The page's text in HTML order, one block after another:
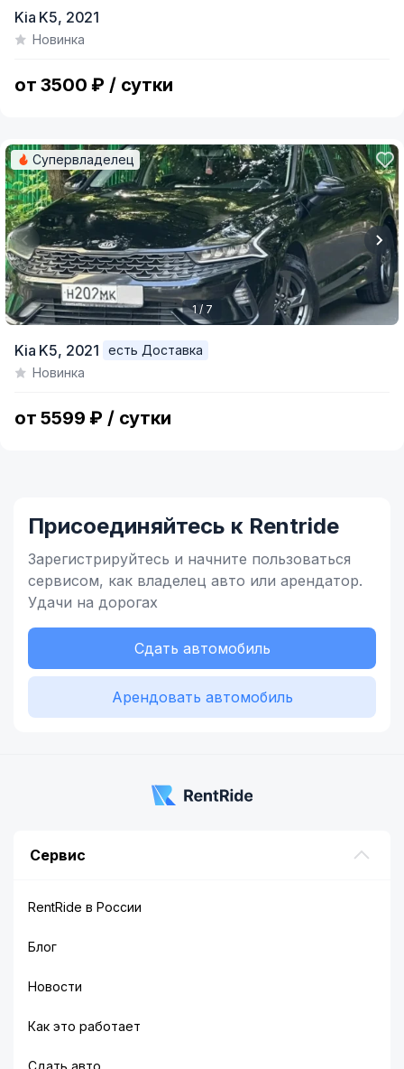
of
Kia K5, 2021
Новинка
от 3500 ₽ / сутки
of
Супервладелец
1 / 7
Kia K5, 2021
есть Доставка
Новинка
от 5599 ₽ / сутки
Присоединяйтесь к Rentride
Зарегистрируйтесь и начните пользоваться
сервисом, как владелец авто или арендатор.
Удачи на дорогах
Сдать автомобиль
Арендовать автомобиль
Сервис
RentRide в России
Блог
Новости
Как это работает
Сдать авто